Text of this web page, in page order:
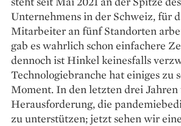
Unternehmens in der Schweiz, für
Mitarbeiter an fünf Standorten
gab es wahrlich schon einfachere
dennoch ist Hinkel keinesfalls
Technologie­branche hat einiges zu
Moment. In den letzten drei
Herausforderung, die
zu unterstützen; jetzt sehen wir